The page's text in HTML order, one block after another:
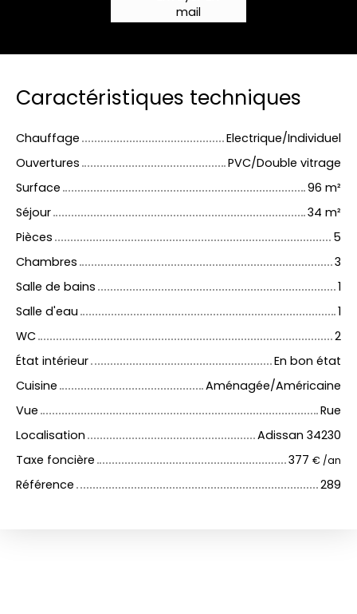
mail
Caractéristiques techniques
Chauffage
Electrique/Individuel
Ouvertures
PVC/Double vitrage
Surface
96 m²
Séjour
34 m²
Pièces
5
Chambres
3
Salle de bains
1
Salle d'eau
1
WC
2
État intérieur
En bon état
Cuisine
Aménagée/Américaine
Vue
Rue
Localisation
Adissan 34230
Taxe foncière
377 € /an
Référence 289